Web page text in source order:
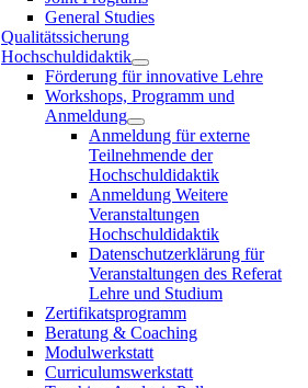
General Studies
Qualitätssicherung
Hochschuldidaktik
Förderung für innovative Lehre
Workshops, Programm und
Anmeldung
Anmeldung für externe
Teilnehmende der
Hochschuldidaktik
Anmeldung Weitere
Veranstaltungen
Hochschuldidaktik
Datenschutzerklärung für
Veranstaltungen des Referat
Lehre und Studium
Zertifikatsprogramm
Beratung & Coaching
Modulwerkstatt
Curriculumswerkstatt